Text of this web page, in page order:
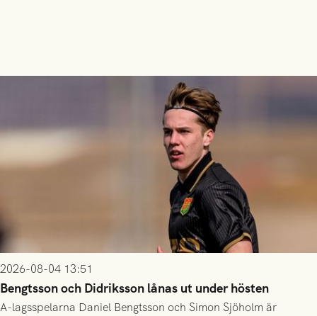
2026-08-04 13:51
Bengtsson och Didriksson lånas ut under hösten
A-lagsspelarna Daniel Bengtsson och Simon Sjöholm är